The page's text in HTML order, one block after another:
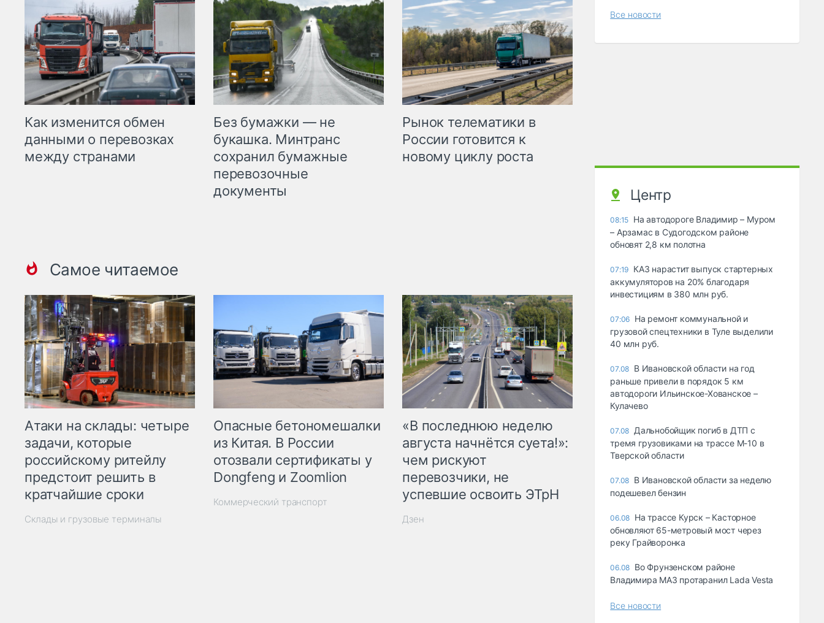
Как изменится обмен
данными о перевозках
между странами
Без бумажки — не
букашка. Минтранс
сохранил бумажные
перевозочные
документы
Рынок телематики в
России готовится к
новому циклу роста
Самое читаемое
Атаки на склады: четыре
задачи, которые
российскому ритейлу
предстоит решить в
кратчайшие сроки
Склады и грузовые терминалы
Опасные бетономешалки
из Китая. В России
отозвали сертификаты у
Dongfeng и Zoomlion
Коммерческий транспорт
«В последнюю неделю
августа начнётся суета!»:
чем рискуют
перевозчики, не
успевшие освоить ЭТрН
Дзен
Все новости
Центр
08:15 На автодороге Владимир – Муром
– Арзамас в Судогодском районе
обновят 2,8 км полотна
07:19 КАЗ нарастит выпуск стартерных
аккумуляторов на 20% благодаря
инвестициям в 380 млн руб.
07:06 На ремонт коммунальной и
грузовой спецтехники в Туле выделили
40 млн руб.
07.08 В Ивановской области на год
раньше привели в порядок 5 км
автодороги Ильинское-Хованское –
Кулачево
07.08 Дальнобойщик погиб в ДТП с
тремя грузовиками на трассе М-10 в
Тверской области
07.08 В Ивановской области за неделю
подешевел бензин
06.08 На трассе Курск – Касторное
обновляют 65-метровый мост через
реку Грайворонка
06.08 Во Фрунзенском районе
Владимира МАЗ протаранил Lada Vesta
Все новости